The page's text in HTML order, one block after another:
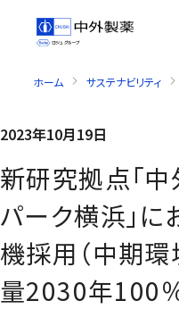
ホーム サステナビリティ
2023年10月19日
新研究拠点「中
パーク横浜」
機採用（中期
量2030年100